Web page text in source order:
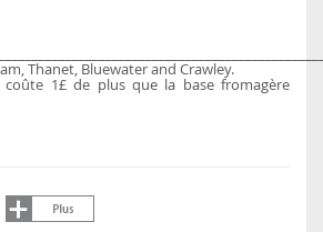
Thanet, Bluewater and Crawley.
coûte 1£ de plus que la base fromagère